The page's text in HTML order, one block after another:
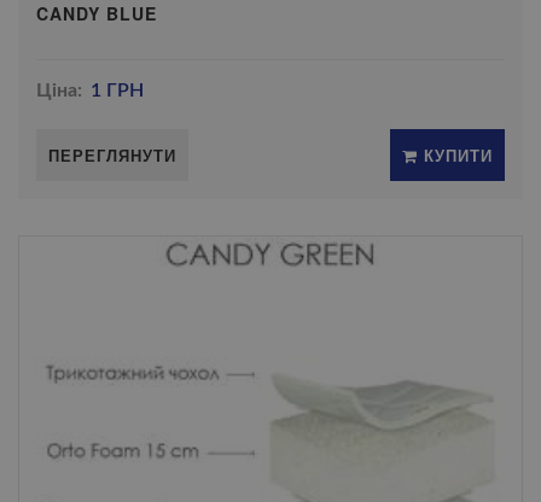
CANDY BLUE
Ціна: 1 ГРН
ПЕРЕГЛЯНУТИ КУПИТИ